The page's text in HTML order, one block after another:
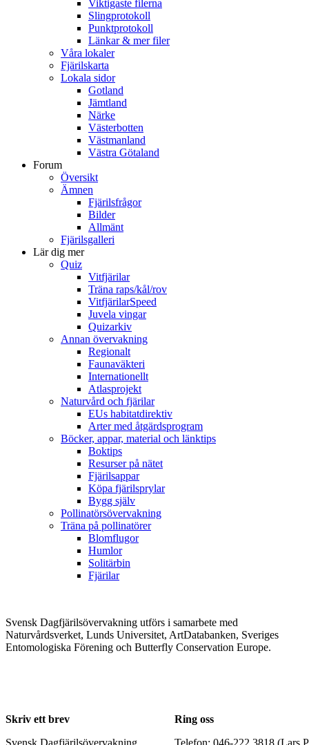
Viktigaste filerna
Slingprotokoll
Punktprotokoll
Länkar & mer filer
Våra lokaler
Fjärilskarta
Lokala sidor
Gotland
Jämtland
Närke
Västerbotten
Västmanland
Västra Götaland
Forum
Översikt
Ämnen
Fjärilsfrågor
Bilder
Allmänt
Fjärilsgalleri
Lär dig mer
Quiz
Vitfjärilar
Träna raps/kål/rov
VitfjärilarSpeed
Juvela vingar
Quizarkiv
Annan övervakning
Regionalt
Faunaväkteri
Internationellt
Atlasprojekt
Naturvård och fjärilar
EUs habitatdirektiv
Arter med åtgärdsprogram
Böcker, appar, material och länktips
Boktips
Resurser på nätet
Fjärilsappar
Köpa fjärilsprylar
Bygg själv
Pollinatörsövervakning
Träna på pollinatörer
Blomflugor
Humlor
Solitärbin
Fjärilar
Svensk Dagfjärilsövervakning utförs i samarbete med
Naturvårdsverket, Lunds Universitet, ArtDatabanken, Sveriges
Entomologiska Förening och Butterfly Conservation Europe.
Skriv ett brev
Svensk Dagfjärilsövervakning
Ring oss
Telefon: 046-222 3818 (Lars